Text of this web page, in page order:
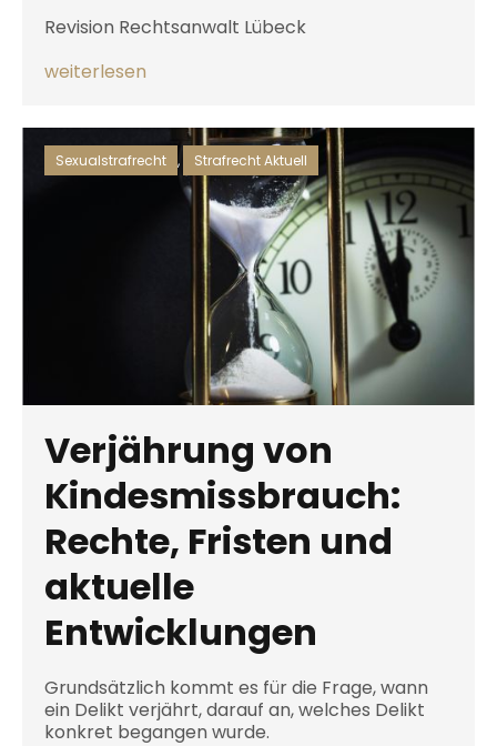
Revision Rechtsanwalt Lübeck
weiterlesen
Verjährung von
Kindesmissbrauch:
Rechte, Fristen und
aktuelle
Entwicklungen
Grundsätzlich kommt es für die Frage, wann
ein Delikt verjährt, darauf an, welches Delikt
konkret begangen wurde.
Sexualstrafrecht , Strafrecht Aktuell